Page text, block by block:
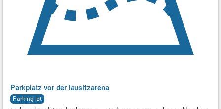
Parkplatz vor der lausitzarena
Parking lot